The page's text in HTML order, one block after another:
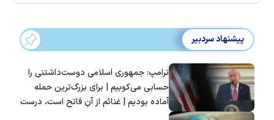
پیشنهاد سردبیر
ترامپ: جمهوری اسلامی دوست‌داشتنی را
حسابی می‌کوبیم | برای بزرگ‌ترین حمله
آماده بودیم | غنائم از آنِ فاتح است، درست